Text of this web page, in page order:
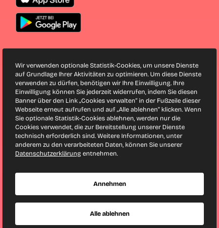
Blog
Singles
Singles in Wien
Finya bei Facebook
Finya bei Twitter
Seitenanfang
Copyright © 2001-2026 Finya GmbH & Co. KG. Alle Rechte
Wir verwenden optionale Statistik-Cookies, um unsere Dienste
auf Grundlage Ihrer Aktivitäten zu optimieren. Um diese Dienste
verwenden zu dürfen, benötigen wir Ihre Einwilligung. Ihre
Einwilligung können Sie jederzeit widerrufen, indem Sie diesen
Banner über den Link „Cookies verwalten“ in der Fußzeile dieser
Webseite erneut aufrufen und auf „Alle ablehnen“ klicken. Wenn
Sie optionale Statistik-Cookies ablehnen, werden nur die
Cookies verwendet, die zur Bereitstellung unserer Dienste
technisch erforderlich sind. Weitere Informationen, unter
anderem zu den verarbeiteten Daten, können Sie unserer
Datenschutzerklärung entnehmen.
Annehmen
Alle ablehnen